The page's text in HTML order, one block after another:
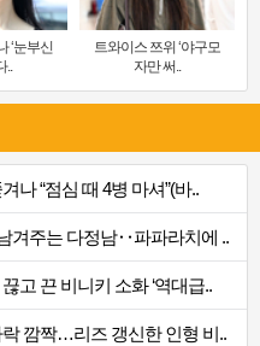
‘눈부신
트와이스 쯔위 ‘야구모
자만 써..
나 “점심 때 4병 마셔”(바..
겨주는 다정남‥파파라치에 ..
고 끈 비니키 소화 ‘역대급..
깜짝…리즈 갱신한 인형 비..